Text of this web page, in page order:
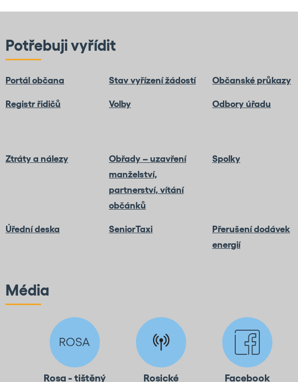
Potřebuji vyřídit
Portál občana Stav vyřízení žádostí Občanské průkazy
Registr řidičů Volby Odbory úřadu
Ztráty a nálezy
Obřady – uzavření
manželství,
partnerství, vítání
občánků
Spolky
Úřední deska SeniorTaxi
Přerušení dodávek
energií
Média
Rosa - tištěný
Rosické
Facebook